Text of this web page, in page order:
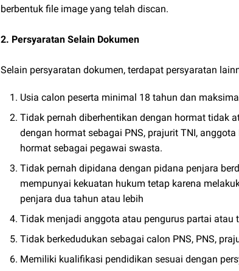
berbentuk file image yang telah discan.
2. Persyaratan Selain Dokumen
Selain persyaratan dokumen, terdapat persyaratan
Usia calon peserta minimal 18 tahun dan
Tidak pernah diberhentikan dengan hormat tidak
dengan hormat sebagai PNS, prajurit TNI,
hormat sebagai pegawai swasta.
Tidak pernah dipidana dengan pidana penjara
mempunyai kekuatan hukum tetap karena
penjara dua tahun atau lebih
Tidak menjadi anggota atau pengurus partai atau
Tidak berkedudukan sebagai calon PNS, PNS,
Memiliki kualifikasi pendidikan sesuai dengan